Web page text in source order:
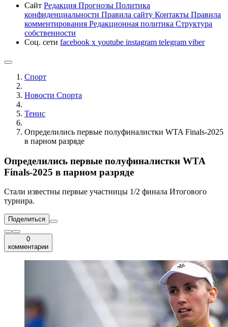
Сайт Редакция Прогнозы Политика
конфиденциальности Правила сайту Контакты Правила
комментирования Редакционная политика Структура
собственности
Соц. сети facebook x youtube instagram telegram viber
Спорт
Новости Cпорта
Тенис
Определились первые полуфиналистки WTA Finals-2025
в парном разряде
Определились первые полуфиналистки WTA
Finals-2025 в парном разряде
Стали известны первые участницы 1/2 финала Итогового
турнира.
Поделиться
0
комментарии